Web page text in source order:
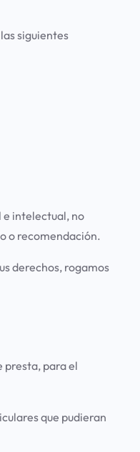
siguientes
e intelectual, no
o recomendación.
derechos, rogamos
presta, para el
que pudieran